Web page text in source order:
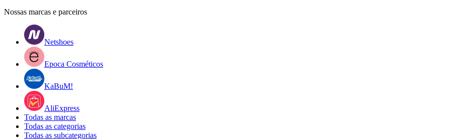
Nossas marcas e parceiros
Netshoes
Epoca Cosméticos
KaBuM!
AliExpress
Todas as marcas
Todas as categorias
Todas as subcategorias